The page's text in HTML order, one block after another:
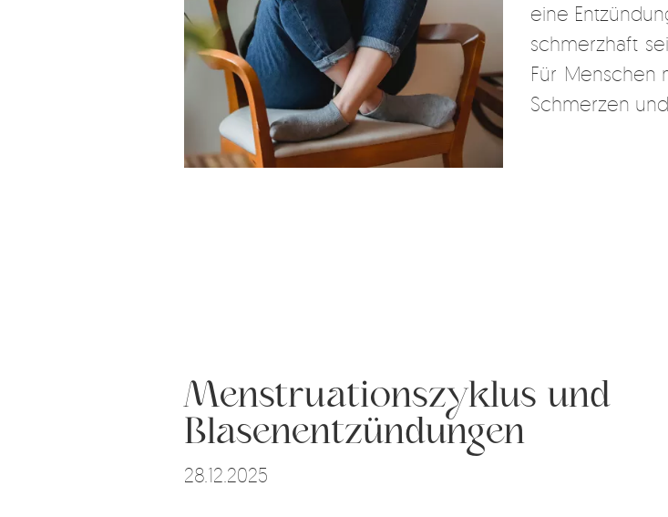
eine
schmerzhaft
Für Menschen
Schmerzen
Menstruationszyklus und
Blasenentzündungen
28.12.2025